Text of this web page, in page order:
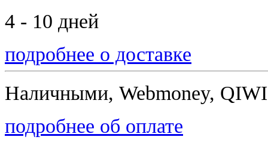
4 - 10 дней
подробнее о доставке
Наличными, Webmoney,
подробнее об оплате